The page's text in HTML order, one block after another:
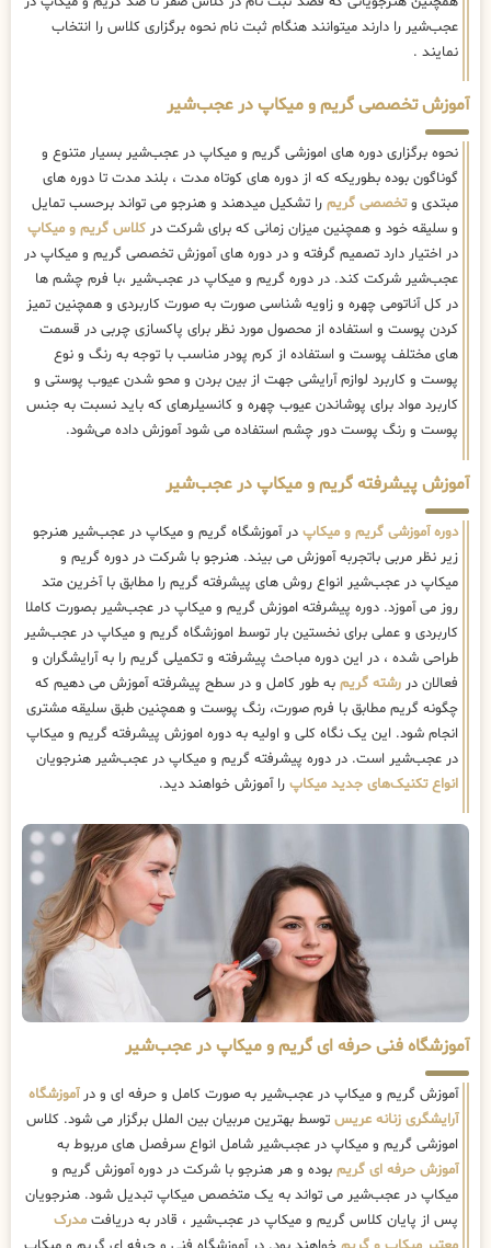
عجب‌شیر را دارند میتوانند هنگام ثبت نام نحوه برگزاری کلاس را انتخاب
نمایند .
آموزش تخصصی گریم و میکاپ در عجب‌شیر
نحوه برگزاری دوره های اموزشی گریم و میکاپ در عجب‌شیر بسیار متنوع و
گوناگون بوده بطوریکه که از دوره های کوتاه مدت ، بلند مدت تا دوره های
مبتدی وتخصصی گریم را تشکیل میدهند و هنرجو می تواند برحسب تمایل
و سلیقه خود و همچنین میزان زمانی که برای شرکت در کلاس گریم و میکاپ
در اختیار دارد تصمیم گرفته و در دوره های آموزش تخصصی گریم و میکاپ در
عجب‌شیر شرکت کند. در دوره گریم و میکاپ در عجب‌شیر ،با فرم چشم ها
در کل آناتومی چهره و زاویه شناسی صورت به صورت کاربردی و همچنین تمیز
کردن پوست و استفاده از محصول مورد نظر برای پاکسازی چربی در قسمت
های مختلف پوست و استفاده از کرم پودر مناسب با توجه به رنگ و نوع
پوست و کاربرد لوازم آرایشی جهت از بین بردن و محو شدن عیوب پوستی و
کاربرد مواد برای پوشاندن عیوب چهره و کانسیلرهای که باید نسبت به جنس
پوست و رنگ پوست دور چشم استفاده می شود آموزش داده می‌شود.
آموزش پیشرفته گریم و میکاپ در عجب‌شیر
دوره آموزشی گریم و میکاپ در آموزشگاه گریم و میکاپ در عجب‌شیر هنرجو
زیر نظر مربی باتجربه آموزش می بیند. هنرجو با شرکت در دوره گریم و
میکاپ در عجب‌شیر انواع روش های پیشرفته گریم را مطابق با آخرین متد
روز می آموزد. دوره پیشرفته اموزش گریم و میکاپ در عجب‌شیر بصورت کاملا
کاربردی و عملی برای نخستین بار توسط اموزشگاه گریم و میکاپ در عجب‌شیر
طراحی شده ، در این دوره مباحث پیشرفته و تکمیلی گریم را به آرایشگران و
فعالان در رشته گریم به طور کامل و در سطح پیشرفته آموزش می دهیم که
چگونه گریم مطابق با فرم صورت، رنگ پوست و همچنین طبق سلیقه مشتری
انجام شود. این یک نگاه کلی و اولیه به دوره اموزش پیشرفته گریم و میکاپ
در عجب‌شیر است. در دوره پیشرفته گریم و میکاپ در عجب‌شیر هنرجویان
انواع تکنیک‌های جدید میکاپ را آموزش خواهند دید.
آموزشگاه فنی حرفه ای گریم و میکاپ در عجب‌شیر
آموزش گریم و میکاپ در عجب‌شیر به صورت کامل و حرفه ای و درآموزشگاه
آرایشگری زنانه عریس توسط بهترین مربیان بین الملل برگزار می شود. کلاس
اموزشی گریم و میکاپ در عجب‌شیر شامل انواع سرفصل های مربوط به
آموزش حرفه ای گریم بوده و هر هنرجو با شرکت در دوره آموزش گریم و
میکاپ در عجب‌شیر می تواند به یک متخصص میکاپ تبدیل شود. هنرجویان
پس از پایان کلاس گریم و میکاپ در عجب‌شیر ، قادر به دریافت مدرک